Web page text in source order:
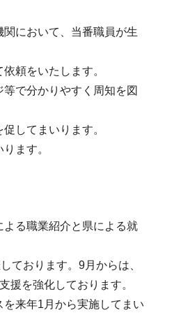
において、当番職員が生
頼をいたします。
で分かりやすく周知を図
してまいります。
ます。
る職業紹介と県による就
ております。9月からは、
援を強化しております。
来年1月から実施してまい